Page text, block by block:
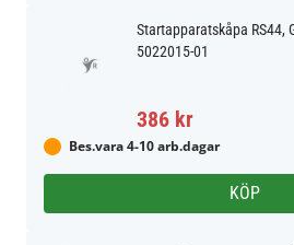
Startapparatskåpa RS44, GR41, GR44, GR50,
5022015-01
386 kr
Bes.vara 4-10 arb.dagar
KÖP